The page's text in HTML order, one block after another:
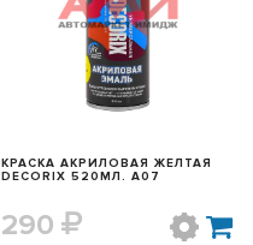
БЫСТРЫЙ ПРОСМОТР
КРАСКА АКРИЛОВАЯ ЖЕЛТАЯ
DECORIX 520МЛ. A07
290